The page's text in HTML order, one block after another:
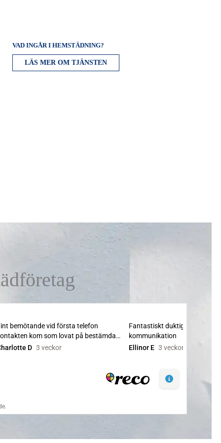
VAD INGÅR I HEMSTÄDNING?
LÄS MER OM TJÄNSTEN